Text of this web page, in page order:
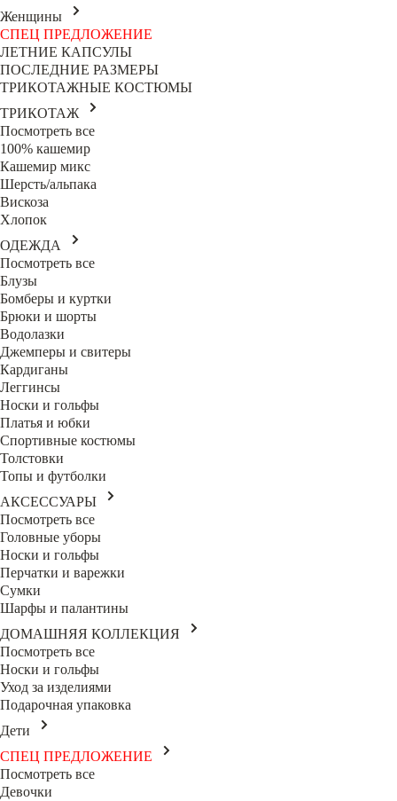
Женщины
СПЕЦ ПРЕДЛОЖЕНИЕ
ЛЕТНИЕ КАПСУЛЫ
ПОСЛЕДНИЕ РАЗМЕРЫ
ТРИКОТАЖНЫЕ КОСТЮМЫ
ТРИКОТАЖ
Посмотреть все
100% кашемир
Кашемир микс
Шерсть/альпака
Вискоза
Хлопок
ОДЕЖДА
Посмотреть все
Блузы
Бомберы и куртки
Брюки и шорты
Водолазки
Джемперы и свитеры
Кардиганы
Леггинсы
Носки и гольфы
Платья и юбки
Спортивные костюмы
Толстовки
Топы и футболки
АКСЕССУАРЫ
Посмотреть все
Головные уборы
Носки и гольфы
Перчатки и варежки
Сумки
Шарфы и палантины
ДОМАШНЯЯ КОЛЛЕКЦИЯ
Посмотреть все
Носки и гольфы
Уход за изделиями
Подарочная упаковка
Дети
СПЕЦ ПРЕДЛОЖЕНИЕ
Посмотреть все
Девочки